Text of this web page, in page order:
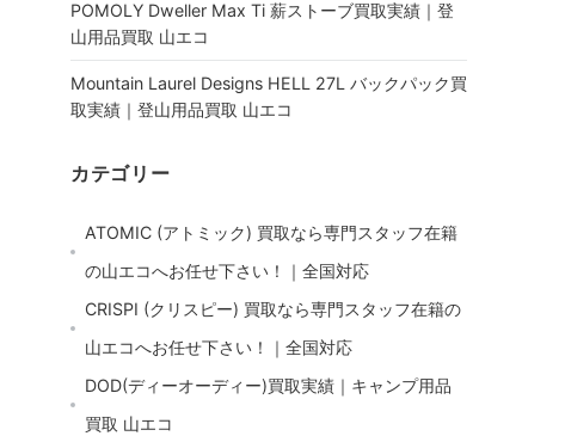
POMOLY Dweller Max Ti 薪ストーブ買取実績｜登
山用品買取 山エコ
Mountain Laurel Designs HELL 27L バックパック買
取実績｜登山用品買取 山エコ
カテゴリー
ATOMIC (アトミック) 買取なら専門スタッフ在籍
の山エコへお任せ下さい！｜全国対応
CRISPI (クリスピー) 買取なら専門スタッフ在籍の
山エコへお任せ下さい！｜全国対応
DOD(ディーオーディー)買取実績｜キャンプ用品
買取 山エコ